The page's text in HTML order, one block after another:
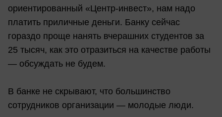
ориентированный «Центр-инвест», нам надо
платить приличные деньги. Банку сейчас
гораздо проще нанять вчерашних студентов за
25 тысяч, как это отразиться на качестве работы
— обсуждать не будем.
В банке не скрывают, что большинство
сотрудников организации — молодые люди.